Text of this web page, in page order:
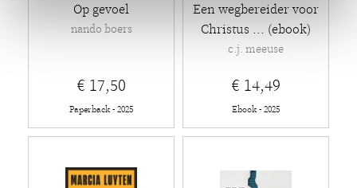
Op gevoel
nando boers
€ 17,50
Paperback - 2025
Een wegbereider voor
Christus ... (ebook)
c.j. meeuse
€ 14,49
Ebook - 2025